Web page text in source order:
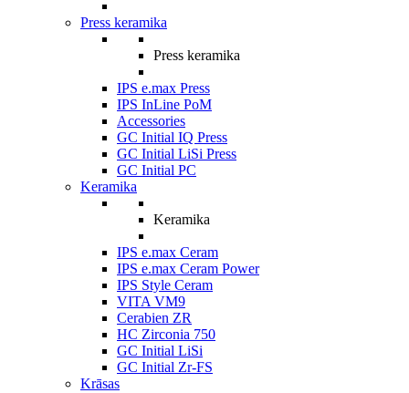
Press keramika
Press keramika
IPS e.max Press
IPS InLine PoM
Accessories
GC Initial IQ Press
GC Initial LiSi Press
GC Initial PC
Keramika
Keramika
IPS e.max Ceram
IPS e.max Ceram Power
IPS Style Ceram
VITA VM9
Cerabien ZR
HC Zirconia 750
GC Initial LiSi
GC Initial Zr-FS
Krāsas